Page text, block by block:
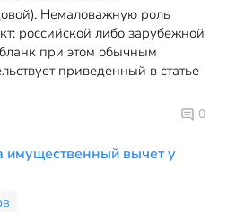
Немаловажную роль
российской либо зарубежной
при этом обычным
приведенный в статье
0
имущественный вычет у